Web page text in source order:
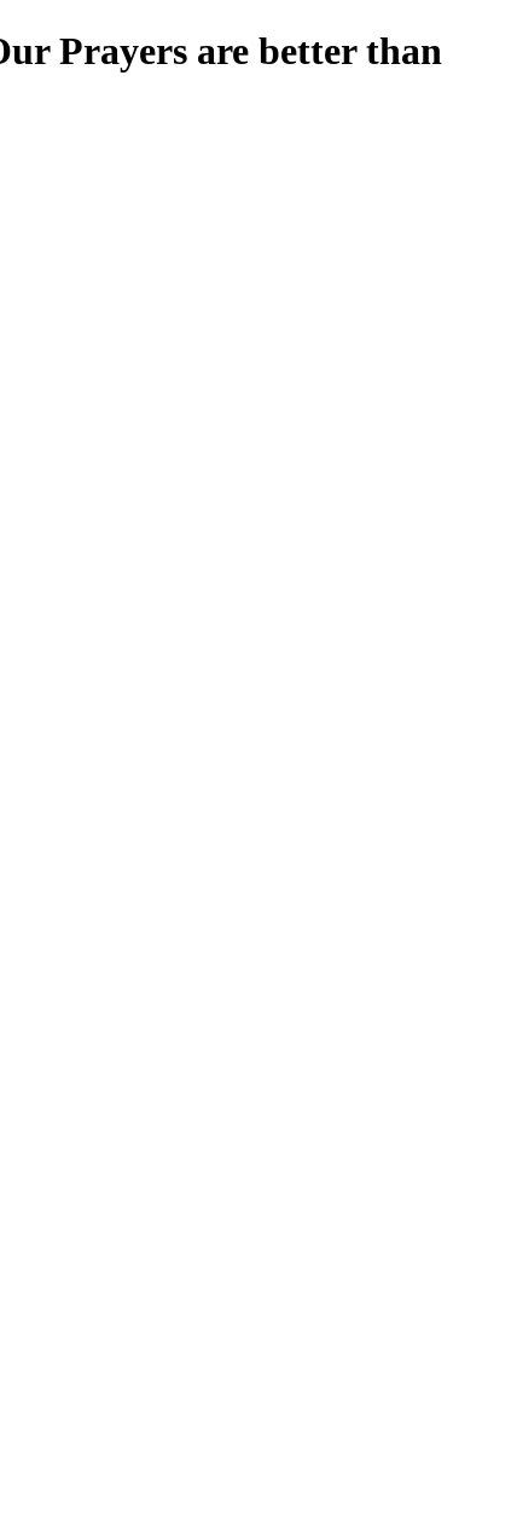
Prayers are better than